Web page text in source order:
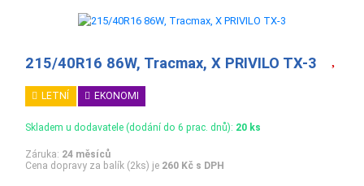
215/40R16 86W, Tracmax, X PRIVILO TX-3
LETNÍ EKONOMI
Skladem u dodavatele (dodání do 6 prac. dnů): 20 ks
Záruka: 24 měsíců
Cena dopravy za balík (2ks) je 260 Kč s DPH